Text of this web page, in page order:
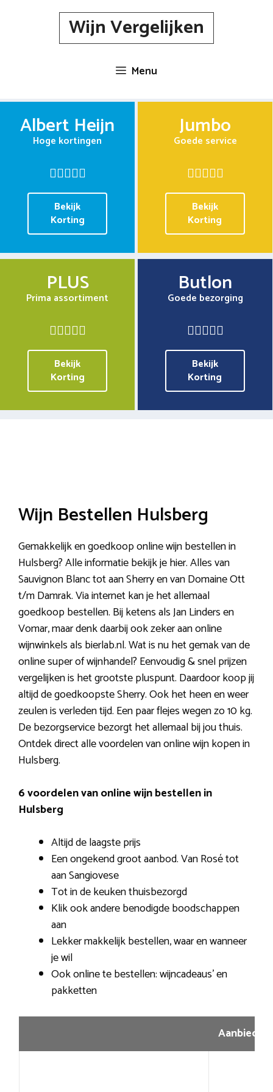
Wijn Vergelijken
Menu
Albert Heijn
Hoge kortingen
Bekijk
Korting
Jumbo
Goede service
Bekijk
Korting
PLUS
Prima assortiment
Bekijk
Korting
Butlon
Goede bezorging
Bekijk
Korting
Wijn Bestellen Hulsberg
Gemakkelijk en goedkoop online wijn bestellen in
Hulsberg? Alle informatie bekijk je hier. Alles van
Sauvignon Blanc tot aan Sherry en van Domaine Ott
t/m Damrak. Via internet kan je het allemaal
goedkoop bestellen. Bij ketens als Jan Linders en
Vomar, maar denk daarbij ook zeker aan online
wijnwinkels als bierlab.nl. Wat is nu het gemak van de
online super of wijnhandel? Eenvoudig & snel prijzen
vergelijken is het grootste pluspunt. Daardoor koop jij
altijd de goedkoopste Sherry. Ook het heen en weer
zeulen is verleden tijd. Een paar flejes wegen zo 10 kg.
De bezorgservice bezorgt het allemaal bij jou thuis.
Ontdek direct alle voordelen van online wijn kopen in
Hulsberg.
6 voordelen van online wijn bestellen in
Hulsberg
Altijd de laagste prijs
Een ongekend groot aanbod. Van Rosé tot
aan Sangiovese
Tot in de keuken thuisbezorgd
Klik ook andere benodigde boodschappen
aan
Lekker makkelijk bestellen, waar en wanneer
je wil
Ook online te bestellen: wijncadeaus’ en
pakketten